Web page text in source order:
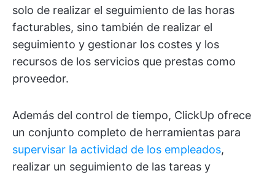
solo de realizar el seguimiento de las horas
facturables, sino también de realizar el
seguimiento y gestionar los costes y los
recursos de los servicios que prestas como
proveedor.
Además del control de tiempo, ClickUp ofrece
un conjunto completo de herramientas para
supervisar la actividad de los empleados,
realizar un seguimiento de las tareas y